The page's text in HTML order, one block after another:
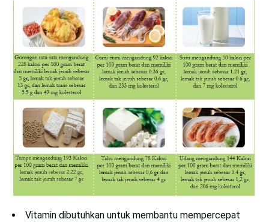
Vitamin dibutuhkan untuk membantu mempercepat